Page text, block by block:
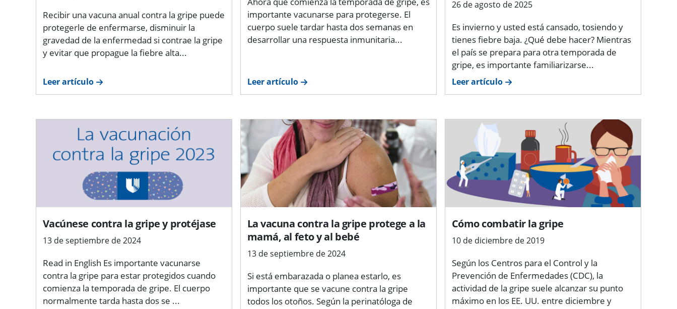
Recibir una vacuna anual contra la gripe puede
protegerle de enfermarse, disminuir la
gravedad de la enfermedad si contrae la gripe
y evitar que propague la fiebre alta...
Leer artículo
importante vacunarse para protegerse. El
cuerpo suele tardar hasta dos semanas en
desarrollar una respuesta inmunitaria...
Leer artículo
26 de agosto de 2025
Es invierno y usted está cansado, tosiendo y
tienes fiebre baja. ¿Qué debe hacer? Mientras
el país se prepara para otra temporada de
gripe, es importante familiarizarse...
Leer artículo
Vacúnese contra la gripe y protéjase
13 de septiembre de 2024
Read in English Es importante vacunarse
contra la gripe para estar protegidos cuando
comienza la temporada de gripe. El cuerpo
normalmente tarda hasta dos se ...
La vacuna contra la gripe protege a la
mamá, al feto y al bebé
13 de septiembre de 2024
Si está embarazada o planea estarlo, es
importante que se vacune contra la gripe
todos los otoños. Según la perinatóloga de
Cómo combatir la gripe
10 de diciembre de 2019
Según los Centros para el Control y la
Prevención de Enfermedades (CDC), la
actividad de la gripe suele alcanzar su punto
máximo en los EE. UU. entre diciembre y